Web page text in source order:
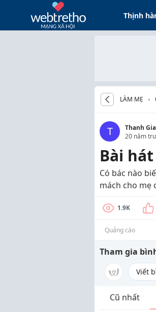
Thịnh
LÀM MẸ
T
Thanh
20 năm
Bài
Có bác nào
mách cho mẹ
1.9K
Quảng cáo
Tham gia
Cũ nhất